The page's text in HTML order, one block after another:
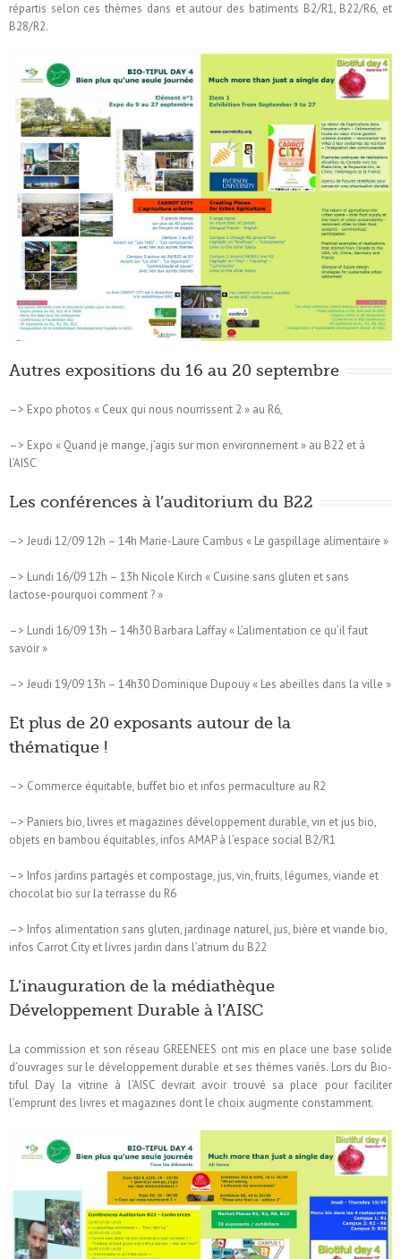
répartis selon ces thèmes dans et autour des batiments B2/R1, B22/R6, et
B28/R2.
Autres expositions du 16 au 20 septembre
–> Expo photos « Ceux qui nous nourrissent 2 » au R6,
–> Expo « Quand je mange, j’agis sur mon environnement » au B22 et à
l’AISC
Les conférences à l’auditorium du B22
–> Jeudi 12/09 12h – 14h Marie-Laure Cambus « Le gaspillage alimentaire »
–> Lundi 16/09 12h – 13h Nicole Kirch « Cuisine sans gluten et sans
lactose-pourquoi comment ? »
–> Lundi 16/09 13h – 14h30 Barbara Laffay « L’alimentation ce qu’il faut
savoir »
–> Jeudi 19/09 13h – 14h30 Dominique Dupouy « Les abeilles dans la ville »
Et plus de 20 exposants autour de la
thématique !
–> Commerce équitable, buffet bio et infos permaculture au R2
–> Paniers bio, livres et magazines développement durable, vin et jus bio,
objets en bambou équitables, infos AMAP à l’espace social B2/R1
–> Infos jardins partagés et compostage, jus, vin, fruits, légumes, viande et
chocolat bio sur la terrasse du R6
–> Infos alimentation sans gluten, jardinage naturel, jus, bière et viande bio,
infos Carrot City et livres jardin dans l’atrium du B22
L’inauguration de la médiathèque
Développement Durable à l’AISC
La commission et son réseau GREENEES ont mis en place une base solide
d’ouvrages sur le développement durable et ses thèmes variés. Lors du Bio-
tiful Day la vitrine à l’AISC devrait avoir trouvé sa place pour faciliter
l’emprunt des livres et magazines dont le choix augmente constamment.